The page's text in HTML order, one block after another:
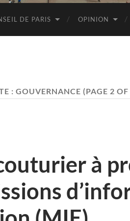
DE PARIS OPINION
: GOUVERNANCE (PAGE 2 OF
à